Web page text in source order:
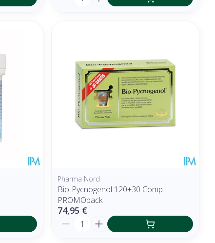
Pharma Nord
Bio-Pycnogenol 120+30 Comp
PROMOpack
74,95 €
Quantité